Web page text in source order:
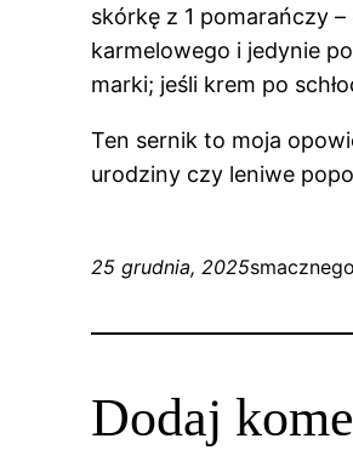
skórkę z 1 pomarańczy
karmelowego i jedynie
marki; jeśli krem po
Ten sernik to moja
urodziny czy leniwe
25 grudnia, 2025smacznego
Dodaj